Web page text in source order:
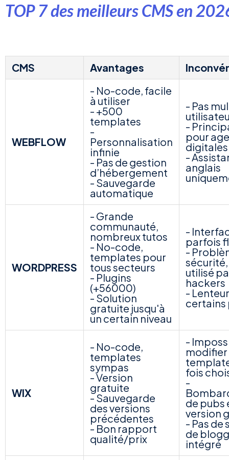
TOP 7 des meilleurs CMS en
CMS Avantages
WEBFLOW
- No-code, facile
à utiliser
- +500
templates
-
Personnalisation
infinie
- Pas de gestion
d’hébergement
- Sauvegarde
automatique
- Pas
-
pour
digitales
-
anglais
WORDPRESS
- Grande
communauté,
nombreux tutos
- No-code,
templates pour
tous secteurs
- Plugins
(+56000)
- Solution
gratuite jusqu'à
un certain niveau
-
parfois
-
utilisé
hackers
-
certains
WIX
- No-code,
templates
sympas
- Version
gratuite
- Sauvegarde
des versions
précédentes
- Bon rapport
qualité/prix
-
modifier
fois
-
de pubs
version
- Pas de
de
intégré